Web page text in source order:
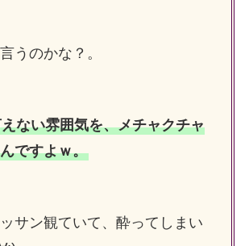
うのかな？。
ない雰囲気を、メチャクチャ
ですよｗ。
サン観ていて、酔ってしまい